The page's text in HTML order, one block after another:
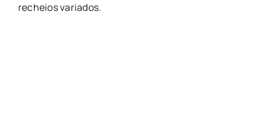
recheios variados.